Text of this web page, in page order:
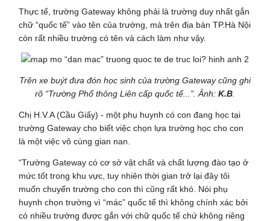
Thực tế, trường Gateway không phải là trường duy nhất gắn
chữ “quốc tế” vào tên của trường, mà trên địa bàn TP.Hà Nội
còn rất nhiều trường có tên và cách làm như vậy.
Trên xe buýt đưa đón học sinh của trường Gateway cũng ghi
rõ “Trường Phổ thông Liên cấp quốc tế...”. Ảnh: K.B
Chị H.V.A (Cầu Giấy) - một phụ huynh có con đang học tại
trường Gateway cho biết việc chọn lựa trường học cho con
là một việc vô cùng gian nan.
“Trường Gateway có cơ sở vật chất và chất lượng đào tạo ở
mức tốt trong khu vực, tuy nhiên thời gian trở lại đây tôi
muốn chuyển trường cho con thì cũng rất khó. Nói phụ
huynh chọn trường vì “mác” quốc tế thì không chính xác bởi
có nhiều trường được gắn với chữ quốc tế chứ không riêng